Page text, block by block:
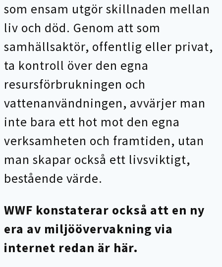
som ensam utgör skillnaden mellan
liv och död. Genom att som
samhällsaktör, offentlig eller privat,
ta kontroll över den egna
resursförbrukningen och
vattenanvändningen, avvärjer man
inte bara ett hot mot den egna
verksamheten och framtiden, utan
man skapar också ett livsviktigt,
bestående värde.
WWF konstaterar också att en ny
era av miljöövervakning via
internet redan är här.